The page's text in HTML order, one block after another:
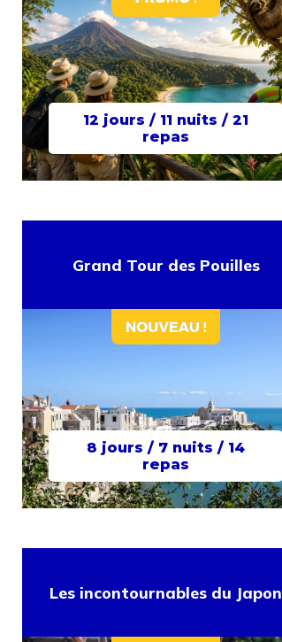
12 jours / 11 nuits / 21
repas
Grand Tour des Pouilles
8 jours / 7 nuits / 14
repas
Les incontournables du Japon